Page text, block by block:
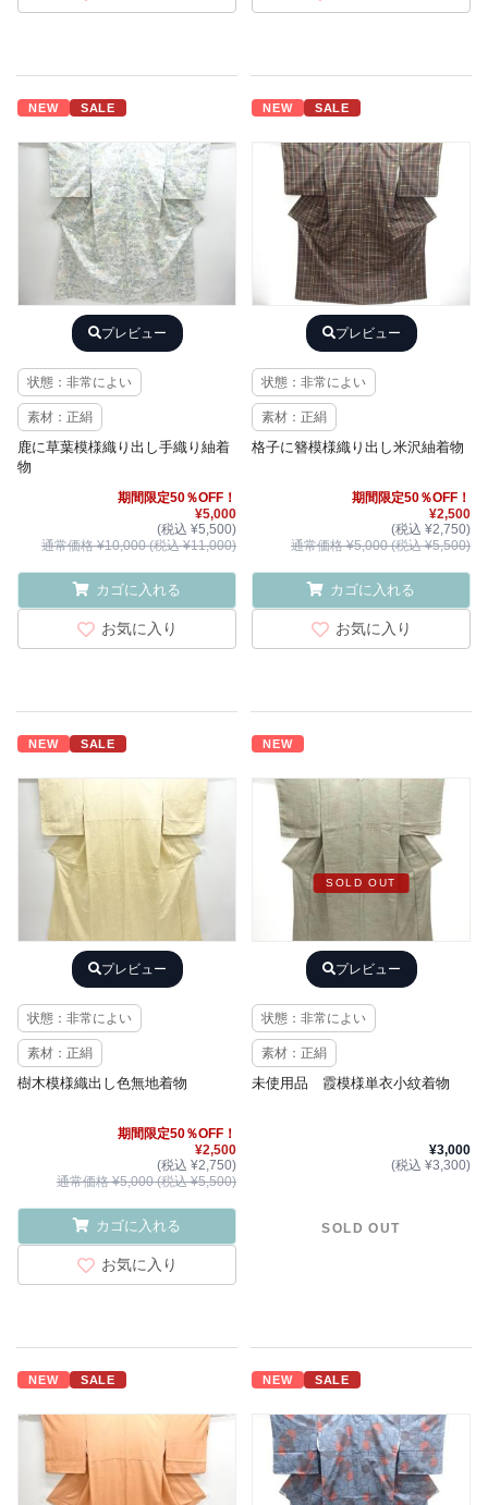
NEW SALE
プレビュー
状態：非常によい
素材：正絹
鹿に草葉模様織り出し手織り紬着
物
期間限定50％OFF！
¥5,000
(税込 ¥5,500)
通常価格 ¥10,000 (税込 ¥11,000)
カゴに入れる
お気に入り
NEW SALE
プレビュー
状態：非常によい
素材：正絹
格子に簪模様織り出し米沢紬着物
期間限定50％OFF！
¥2,500
(税込 ¥2,750)
通常価格 ¥5,000 (税込 ¥5,500)
カゴに入れる
お気に入り
NEW SALE
プレビュー
状態：非常によい
素材：正絹
樹木模様織出し色無地着物
期間限定50％OFF！
¥2,500
(税込 ¥2,750)
通常価格 ¥5,000 (税込 ¥5,500)
カゴに入れる
お気に入り
NEW
SOLD OUT
プレビュー
状態：非常によい
素材：正絹
未使用品 霞模様単衣小紋着物
¥3,000
(税込 ¥3,300)
SOLD OUT
NEW SALE NEW SALE